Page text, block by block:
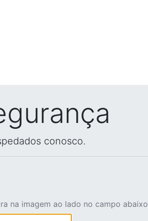
conosco.
na imagem ao lado no campo abaixo